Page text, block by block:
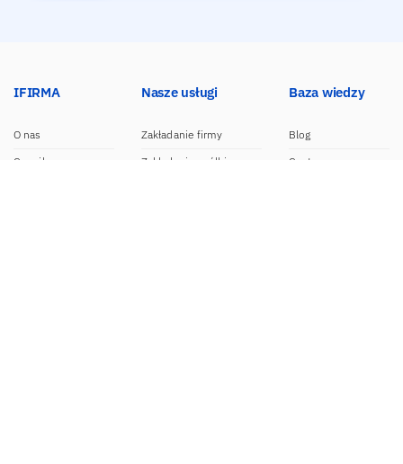
IFIRMA
O nas
Cennik
Nasze usługi
Zakładanie firmy
Zakładanie spółki
Baza wiedzy
Blog
Centrum pomocy